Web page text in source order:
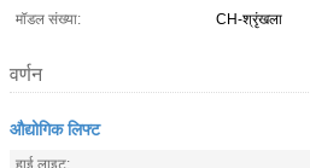
मॉडल संख्या:
CH-श्रृंखला
वर्णन
औद्योगिक लिफ्ट
हाई लाइट: